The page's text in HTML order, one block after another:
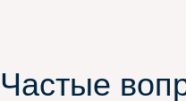
Частые